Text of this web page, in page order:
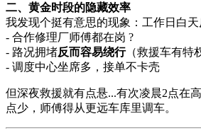
二、黄金时段的隐藏效率
我发现个挺有意思的现象：工作日白天
- 合作修理厂师傅都在岗 ?
- 路况拥堵反而容易绕行（救援车有特
- 调度中心坐席多，接单不卡壳
但深夜救援就有点悬...有次凌晨2点在
点少，师傅得从更远车库里调车。